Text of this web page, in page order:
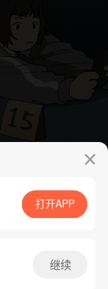
App免费看
打开APP
继续